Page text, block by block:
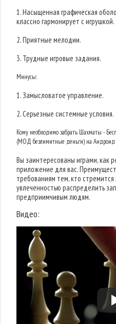
1. Насыщенная графическая
классно гармонирует с игрушкой.
2. Приятные мелодии.
3. Трудные игровые задания.
Минусы:
1. Замысловатое управление.
2. Серьезные системные условия.
Кому необходимо забрать Шахматы -
(МОД безлимитные деньги) на Андроид
Вы заинтересованы играми, как
приложение для вас.
требованиям тем, кто
увлеченностью распределить
предприимчивым людям.
Видео: